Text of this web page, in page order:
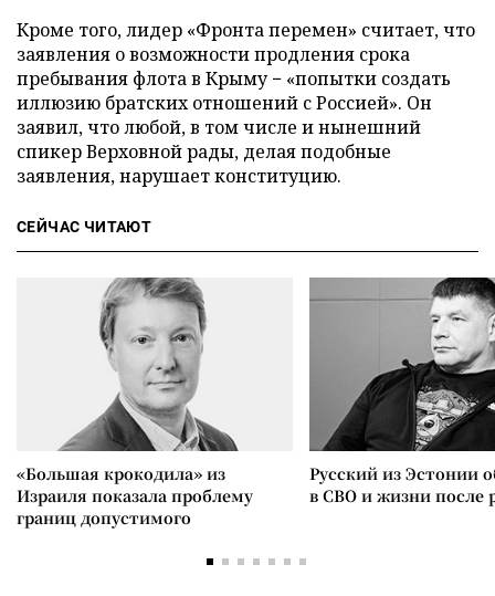
Кроме того, лидер «Фронта перемен» считает, что
заявления о возможности продления срока
пребывания флота в Крыму − «попытки создать
иллюзию братских отношений с Россией». Он
заявил, что любой, в том числе и нынешний
спикер Верховной рады, делая подобные
заявления, нарушает конституцию.
СЕЙЧАС ЧИТАЮТ
«Большая крокодила» из
Израиля показала проблему
границ допустимого
Русский из Эстонии
в СВО и жизни после